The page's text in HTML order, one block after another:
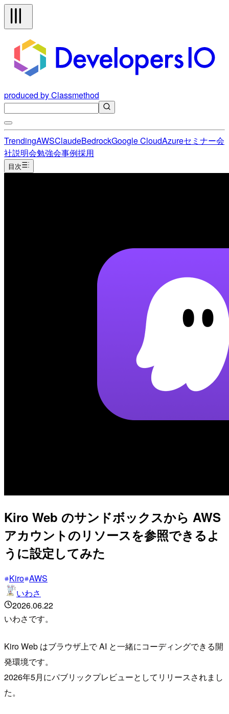
produced by Classmethod
TrendingAWSClaudeBedrockGoogle CloudAzureセミナー会
社説明会勉強会事例採用
目次
Kiro Web のサンドボックスから AWS
アカウントのリソースを参照できるよ
うに設定してみた
Kiro AWS
いわさ
2026.06.22
いわさです。
Kiro Web はブラウザ上で AI と一緒にコーディングできる開
発環境です。
2026年5月にパブリックプレビューとしてリリースされまし
た。